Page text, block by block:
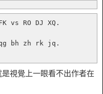
vs RO DJ XQ.
bh zh rk jq.
視覺上一眼看不出作者在